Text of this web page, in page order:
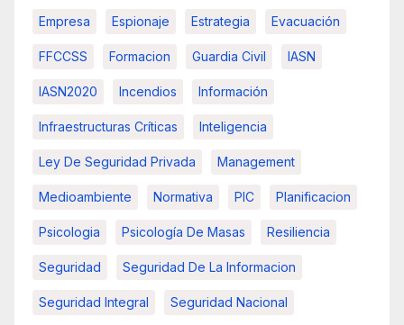
Empresa Espionaje Estrategia Evacuación
FFCCSS Formacion Guardia Civil IASN
IASN2020 Incendios Información
Infraestructuras Críticas Inteligencia
Ley De Seguridad Privada Management
Medioambiente Normativa PIC Planificacion
Psicologia Psicología De Masas Resiliencia
Seguridad Seguridad De La Informacion
Seguridad Integral Seguridad Nacional